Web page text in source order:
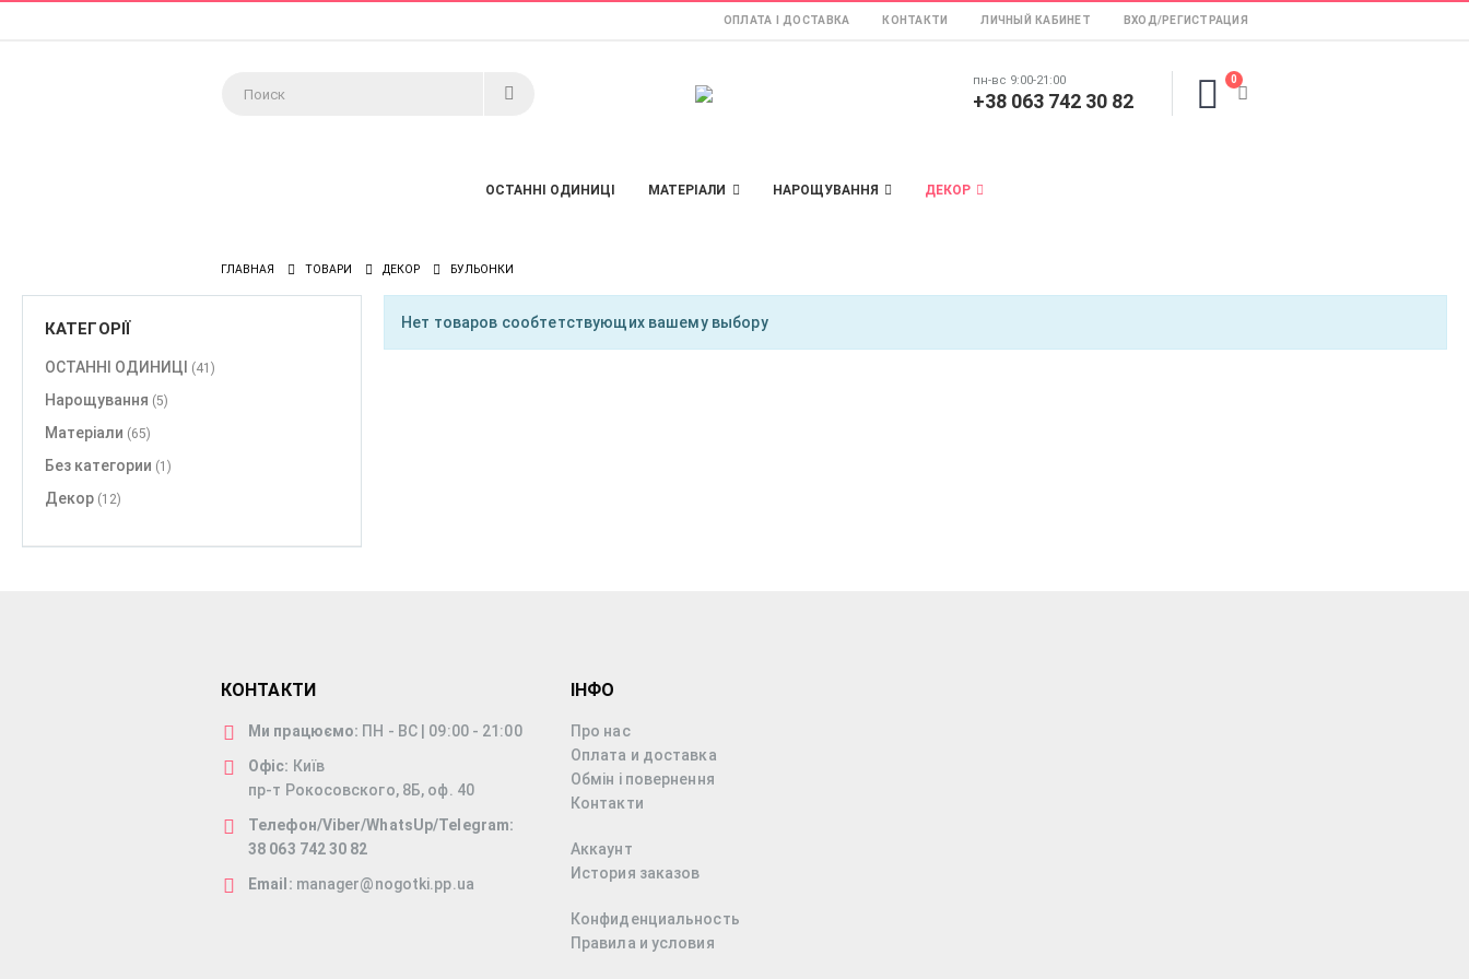
ОПЛАТА І ДОСТАВКА КОНТАКТИ ЛИЧНЫЙ КАБИНЕТ ВХОД/РЕГИСТРАЦИЯ
пн-вс 9:00-21:00
+38 063 742 30 82
0
ОСТАННІ ОДИНИЦІ МАТЕРІАЛИ НАРОЩУВАННЯ ДЕКОР
ГЛАВНАЯ ТОВАРИ ДЕКОР БУЛЬОНКИ
Нет товаров сообтетствующих вашему выбору
КАТЕГОРІЇ
ОСТАННІ ОДИНИЦІ (41)
Нарощування (5)
Матеріали (65)
Без категории (1)
Декор (12)
КОНТАКТИ
Ми працюємо: ПН - ВС | 09:00 - 21:00
Офіс: Київ
пр-т Рокосовского, 8Б, оф. 40
Телефон/Viber/WhatsUp/Telegram:
38 063 742 30 82
Email: manager@nogotki.pp.ua
ІНФО
Про нас
Оплата и доставка
Обмін і повернення
Контакти
Аккаунт
История заказов
Конфиденциальность
Правила и условия